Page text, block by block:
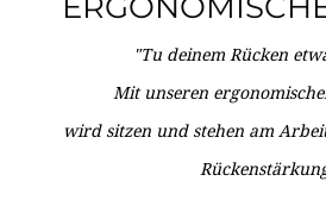
"Tu deinem Rücken
Mit unseren
wird sitzen und stehen am